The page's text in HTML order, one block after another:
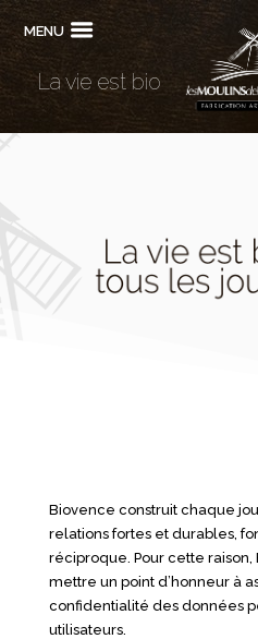
MENU
La vie est bio
Biovence construit chaque
relations fortes et durables,
réciproque. Pour cette raison,
mettre un point d’honneur à
confidentialité des données
utilisateurs.